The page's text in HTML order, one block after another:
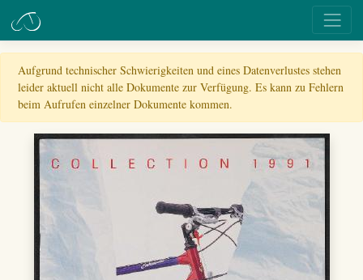
Aufgrund technischer Schwierigkeiten und eines Datenverlustes stehen
leider aktuell nicht alle Dokumente zur Verfügung. Es kann zu Fehlern
beim Aufrufen einzelner Dokumente kommen.